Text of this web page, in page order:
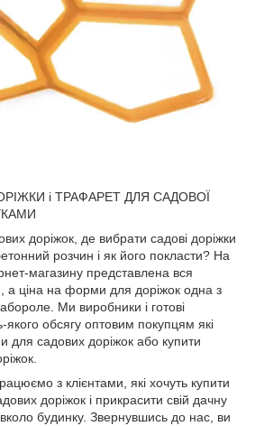
і ТРАФАРЕТ ДЛЯ САДОВОЇ
доріжок, де вибрати садові доріжки
розчин і як його покласти? На
магазину представлена вся
а ціна на форми для доріжок одна з
Ми виробники і готові
якого обсягу оптовим покупцям які
садових доріжок або купити
з клієнтами, які хочуть купити
доріжок і прикрасити свій дачну
будинку. Звернувшись до нас, ви